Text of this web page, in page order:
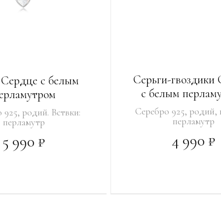
с белым
925, родий. Вствки:
перламутр
5 990 ₽
Серьги-гвоздики
с белым
Серебро 925, родий,
перламутр
4 990 ₽